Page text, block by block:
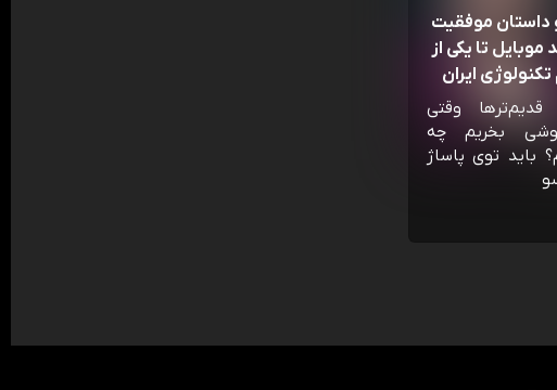
موفقیت
موبایل تا یکی از
ایران
وقتی
بخریم چه
باید توی پاساژ